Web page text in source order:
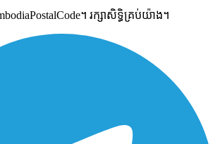
។ រក្សាសិទ្ធិគ្រប់យ៉ាង។